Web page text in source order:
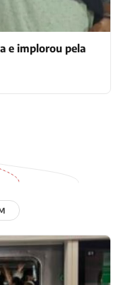
e implorou pela